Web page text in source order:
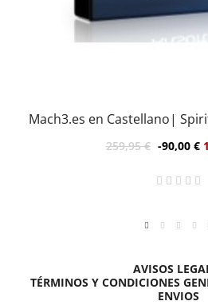
en Castellano| Spirit of
-90,00 € 169,95 €
AVISOS
TÉRMINOS Y CONDICIONES
ENVIOS